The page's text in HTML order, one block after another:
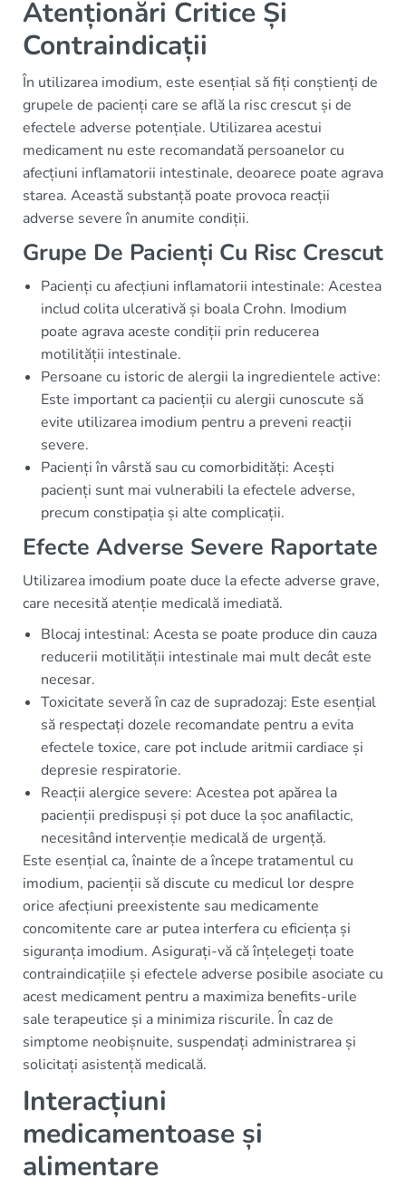
Atenționări Critice Și
Contraindicații
În utilizarea imodium, este esențial să fiți conștienți de
grupele de pacienți care se află la risc crescut și de
efectele adverse potențiale. Utilizarea acestui
medicament nu este recomandată persoanelor cu
afecțiuni inflamatorii intestinale, deoarece poate agrava
starea. Această substanță poate provoca reacții
adverse severe în anumite condiții.
Grupe De Pacienți Cu Risc Crescut
Pacienți cu afecțiuni inflamatorii intestinale: Acestea
includ colita ulcerativă și boala Crohn. Imodium
poate agrava aceste condiții prin reducerea
motilității intestinale.
Persoane cu istoric de alergii la ingredientele active:
Este important ca pacienții cu alergii cunoscute să
evite utilizarea imodium pentru a preveni reacții
severe.
Pacienți în vârstă sau cu comorbidități: Acești
pacienți sunt mai vulnerabili la efectele adverse,
precum constipația și alte complicații.
Efecte Adverse Severe Raportate
Utilizarea imodium poate duce la efecte adverse grave,
care necesită atenție medicală imediată.
Blocaj intestinal: Acesta se poate produce din cauza
reducerii motilității intestinale mai mult decât este
necesar.
Toxicitate severă în caz de supradozaj: Este esențial
să respectați dozele recomandate pentru a evita
efectele toxice, care pot include aritmii cardiace și
depresie respiratorie.
Reacții alergice severe: Acestea pot apărea la
pacienții predispuși și pot duce la șoc anafilactic,
necesitând intervenție medicală de urgență.
Este esențial ca, înainte de a începe tratamentul cu
imodium, pacienții să discute cu medicul lor despre
orice afecțiuni preexistente sau medicamente
concomitente care ar putea interfera cu eficiența și
siguranța imodium. Asigurați-vă că înțelegeți toate
contraindicațiile și efectele adverse posibile asociate cu
acest medicament pentru a maximiza benefits-urile
sale terapeutice și a minimiza riscurile. În caz de
simptome neobișnuite, suspendați administrarea și
solicitați asistență medicală.
Interacțiuni
medicamentoase și
alimentare